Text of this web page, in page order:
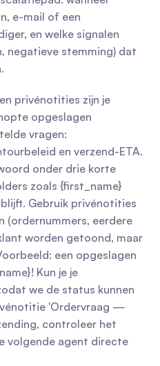
e-mail of een
en welke signalen
negatieve stemming) dat
privénotities zijn je
opgeslagen
vragen:
en verzend-ETA.
onder drie korte
zoals {first_name}
Gebruik privénotities
(ordernummers, eerdere
worden getoond, maar
een opgeslagen
Kun je je
we de status kunnen
'Ordervraag —
controleer het
volgende agent directe